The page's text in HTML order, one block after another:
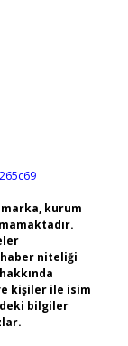
kurum
niteliği
kişiler ile isim
bilgiler